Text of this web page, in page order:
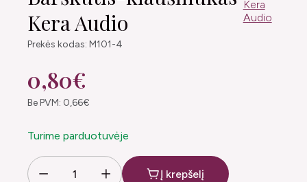
Kera Audio
Kera
Audio
Prekės kodas: M101-4
0,80€
Be PVM: 0,66€
Turime parduotuvėje
Į krepšelį